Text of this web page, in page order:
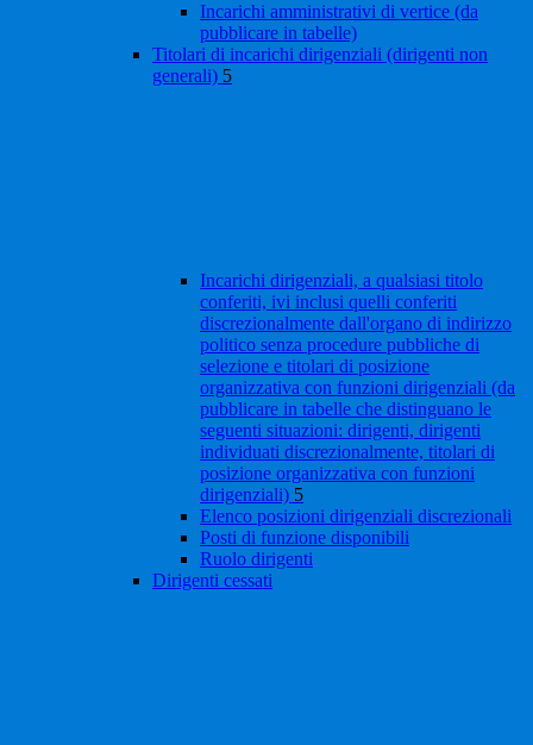
Incarichi amministrativi di vertice (da
pubblicare in tabelle)
Titolari di incarichi dirigenziali (dirigenti non
generali) 5
Incarichi dirigenziali, a qualsiasi titolo
conferiti, ivi inclusi quelli conferiti
discrezionalmente dall'organo di indirizzo
politico senza procedure pubbliche di
selezione e titolari di posizione
organizzativa con funzioni dirigenziali (da
pubblicare in tabelle che distinguano le
seguenti situazioni: dirigenti, dirigenti
individuati discrezionalmente, titolari di
posizione organizzativa con funzioni
dirigenziali) 5
Elenco posizioni dirigenziali discrezionali
Posti di funzione disponibili
Ruolo dirigenti
Dirigenti cessati